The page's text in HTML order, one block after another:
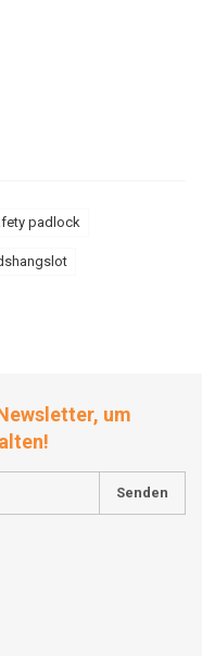
padlock
um
Senden